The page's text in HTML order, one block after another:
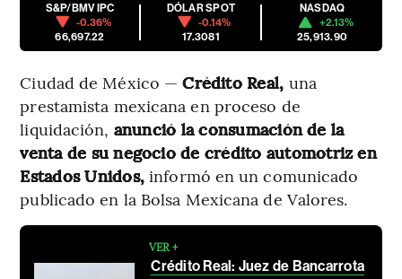
S&P/BMV IPC
-0.36%
66,697.22
DÓLAR SPOT
-0.14%
17.3081
NASDAQ
+2.13%
25,913.90
Ciudad de México —Crédito Real, una
prestamista mexicana en proceso de
liquidación, anunció la consumación de la
venta de su negocio de crédito automotriz en
Estados Unidos, informó en un comunicado
publicado en la Bolsa Mexicana de Valores.
VER +
Crédito Real: Juez de Bancarrota